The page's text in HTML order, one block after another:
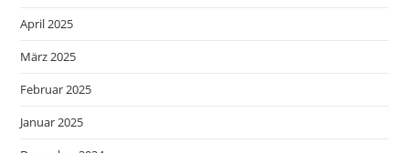
April 2025
März 2025
Februar 2025
Januar 2025